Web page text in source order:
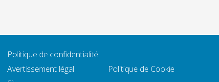
Politique de confidentialité
Avertissement légal
Politique de Cookie